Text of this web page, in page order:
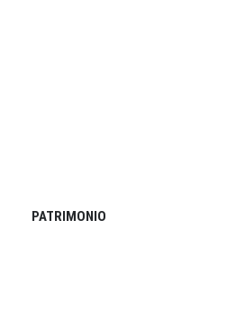
PATRIMONIO